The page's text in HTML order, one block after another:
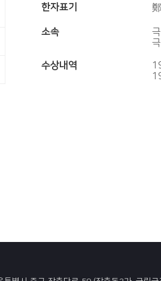
한자표기
소속
수상내역